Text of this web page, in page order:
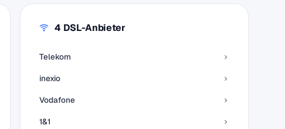
4 DSL-Anbieter
Telekom
inexio
Vodafone
1&1